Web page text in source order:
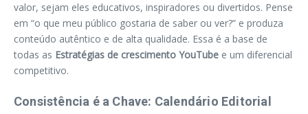
valor, sejam eles educativos, inspiradores ou divertidos. Pense
em “o que meu público gostaria de saber ou ver?” e produza
conteúdo autêntico e de alta qualidade. Essa é a base de
todas as Estratégias de crescimento YouTube e um diferencial
competitivo.
Consistência é a Chave: Calendário Editorial